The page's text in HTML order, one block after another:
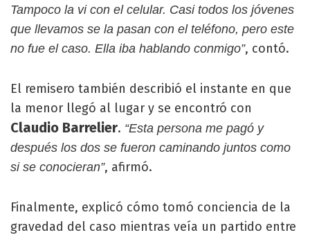
Tampoco la vi con el celular. Casi todos los jóvenes
que llevamos se la pasan con el teléfono, pero este
no fue el caso. Ella iba hablando conmigo”, contó.
El remisero también describió el instante en que
la menor llegó al lugar y se encontró con
Claudio Barrelier. “Esta persona me pagó y
después los dos se fueron caminando juntos como
si se conocieran”, afirmó.
Finalmente, explicó cómo tomó conciencia de la
gravedad del caso mientras veía un partido entre